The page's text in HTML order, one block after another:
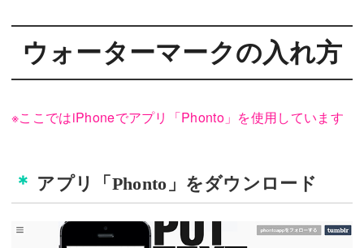
ウォーターマークの入れ方
※ここではiPhoneでアプリ「Phonto」を使用しています
アプリ「Phonto」をダウンロード